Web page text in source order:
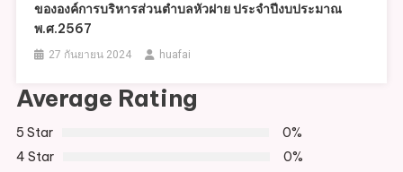
ขององค์การบริหารส่วนตำบลหัวฝาย ประจำปีงบประมาณ
พ.ศ.2567
27 กันยายน 2024 huafai
Average Rating
5 Star
0%
4 Star
0%